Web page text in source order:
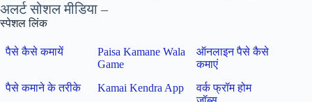
अलर्ट सोशल मीडिया –
स्पेशल लिंक
पैसे कैसे कमायें
Paisa Kamane Wala
Game
ऑनलाइन पैसे कैसे
कमाएं
पैसे कमाने के तरीके
Kamai Kendra App
वर्क फ्रॉम होम